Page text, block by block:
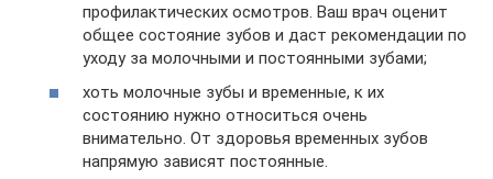
профилактических осмотров. Ваш врач оценит
общее состояние зубов и даст рекомендации по
уходу за молочными и постоянными зубами;
хоть молочные зубы и временные, к их
состоянию нужно относиться очень
внимательно. От здоровья временных зубов
напрямую зависят постоянные.